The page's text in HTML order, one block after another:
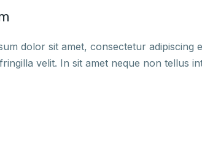
dolor sit amet, consectetur adipiscing
velit. In sit amet neque non tellus